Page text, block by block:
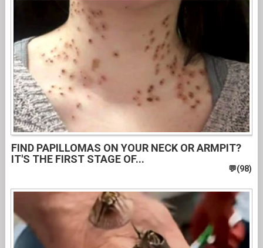
FIND PAPILLOMAS ON YOUR NECK OR ARMPIT?
IT'S THE FIRST STAGE OF...